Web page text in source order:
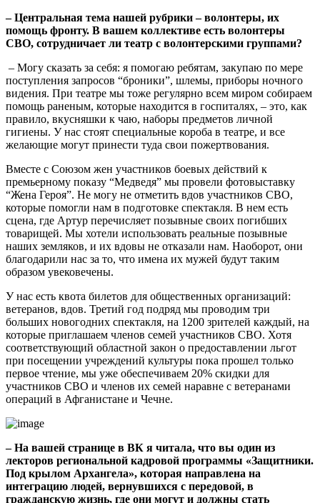
– Центральная тема нашей рубрики – волонтеры, их
помощь фронту. В вашем коллективе есть волонтеры
СВО, сотрудничает ли театр с волонтерскими группами?
– Могу сказать за себя: я помогаю ребятам, закупаю по мере
поступления запросов “броники”, шлемы, приборы ночного
видения. При театре мы тоже регулярно всем миром собираем
помощь раненым, которые находится в госпиталях, – это, как
правило, вкусняшки к чаю, наборы предметов личной
гигиены. У нас стоят специальные короба в театре, и все
желающие могут принести туда свои пожертвования.
Вместе с Союзом жен участников боевых действий к
премьерному показу “Медведя” мы провели фотовыставку
“Жена Героя”. Не могу не отметить вдов участников СВО,
которые помогли нам в подготовке спектакля. В нем есть
сцена, где Артур перечисляет позывные своих погибших
товарищей. Мы хотели использовать реальные позывные
наших земляков, и их вдовы не отказали нам. Наоборот, они
благодарили нас за то, что имена их мужей будут таким
образом увековечены.
У нас есть квота билетов для общественных организаций:
ветеранов, вдов. Третий год подряд мы проводим три
больших новогодних спектакля, на 1200 зрителей каждый, на
которые приглашаем членов семей участников СВО. Хотя
соответствующий областной закон о предоставлении льгот
при посещении учреждений культуры пока прошел только
первое чтение, мы уже обеспечиваем 20% скидки для
участников СВО и членов их семей наравне с ветеранами
операций в Афганистане и Чечне.
– На вашей странице в ВК я читала, что вы один из
лекторов региональной кадровой программы «Защитники.
Под крылом Архангела», которая направлена на
интеграцию людей, вернувшихся с передовой, в
гражданскую жизнь, где они могут и должны стать